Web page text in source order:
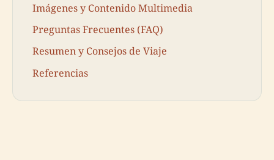
Imágenes y Contenido Multimedia
Preguntas Frecuentes (FAQ)
Resumen y Consejos de Viaje
Referencias